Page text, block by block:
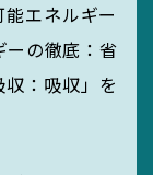
エネルギー
ーの徹底：省
収：吸収」を